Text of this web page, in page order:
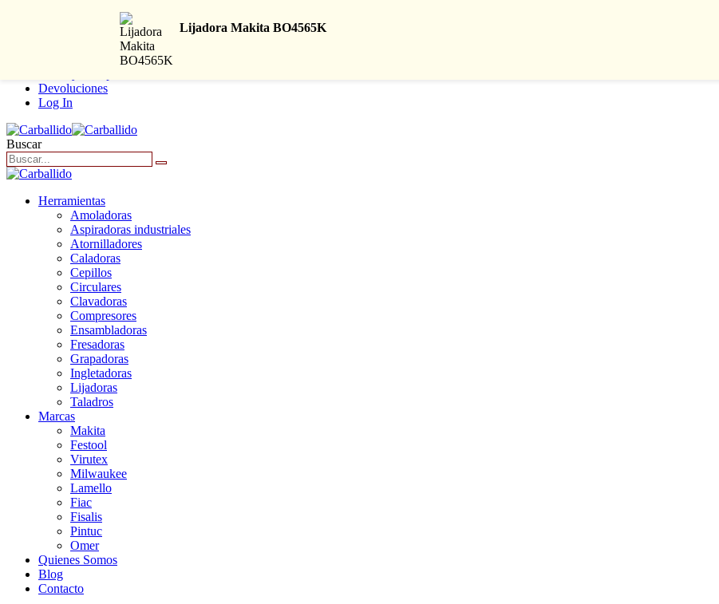
+34 916 62 40 86
Devoluciones
Log In
Buscar
Herramientas
Amoladoras
Aspiradoras industriales
Atornilladores
Caladoras
Cepillos
Circulares
Clavadoras
Compresores
Ensambladoras
Fresadoras
Grapadoras
Ingletadoras
Lijadoras
Taladros
Marcas
Makita
Festool
Virutex
Milwaukee
Lamello
Fiac
Fisalis
Pintuc
Omer
Quienes Somos
Blog
Contacto
Lijadora Makita BO4565K